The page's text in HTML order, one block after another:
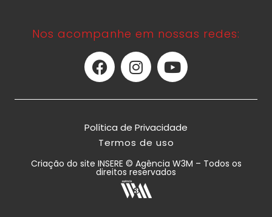
Nos acompanhe em nossas redes:
Política de Privacidade
Termos de uso
Criação do site INSERE © Agência W3M – Todos os
direitos reservados